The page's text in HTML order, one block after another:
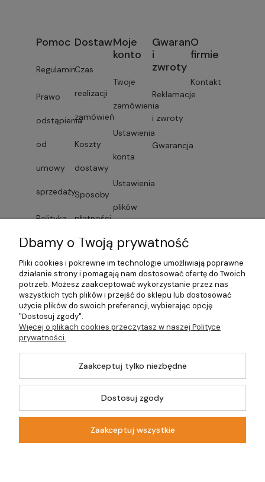
Pomoc
Regulamin
Prawo
odstąpienia
od
umowy
sprzedaży
Polityka
prywatności
Lista
dostawców
usług
Formularze
Dostawa
Czas
realizacji
zamówień
Koszty
dostawy
Sposoby
płatności
Faktury i
paragony
Czas
dostawy
Moje
konto
Twoje
zamówienia
Ustawienia
konta
Ustawienia
plików
Przechowalnia
Gwarancja
i
zwroty
Reklamacje
i zwroty
Gwarancja
O
firmie
Kontakt
Prawa Zastrzeżone |
DOM-OGRÓD-
Szablon Master byEcommercy
Dbamy o Twoją prywatność
Pliki cookies i pokrewne im technologie umożliwiają poprawne
działanie strony i pomagają nam dostosować ofertę do Twoich
potrzeb. Możesz zaakceptować wykorzystanie przez nas
wszystkich tych plików i przejść do sklepu lub dostosować
użycie plików do swoich preferencji, wybierając opcję
"Dostosuj zgody".
Więcej o plikach cookies przeczytasz w naszej Polityce
prywatności.
Zaakceptuj tylko niezbędne
Dostosuj zgody
Zaakceptuj wszystkie